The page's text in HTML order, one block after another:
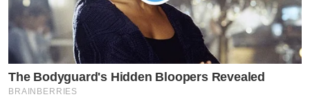
The Bodyguard's Hidden Bloopers Revealed
BRAINBERRIES